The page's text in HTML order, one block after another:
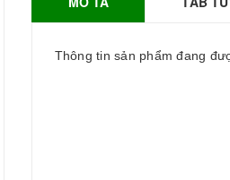
Thông tin sản phẩm đang
BỘT SỮA TOBEE
TOBEE FOOD | Bột
Sữa làm Trà Sữa -